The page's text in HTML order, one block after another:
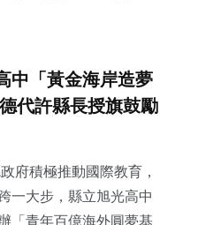
中「黃金海岸造夢
代許縣長授旗鼓勵
府積極推動國際教育，
一大步，縣立旭光高中
「青年百億海外圓夢基